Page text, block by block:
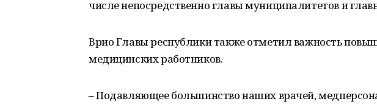
числе непосредственно главы муниципалитетов и
Врио Главы республики также отметил важность
медицинских работников.
– Подавляющее большинство наших врачей,